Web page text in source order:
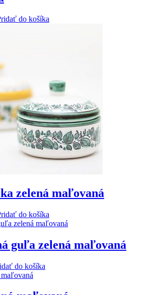
do košíka
zelená maľovaná
do košíka
guľa zelená maľovaná
do košíka